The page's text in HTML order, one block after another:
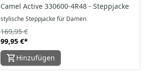
-41%
Camel Active 330600-4R48 - Steppjacke
stylische Steppjacke für Damen
99,95 €*
169,95 €
Hinzufügen